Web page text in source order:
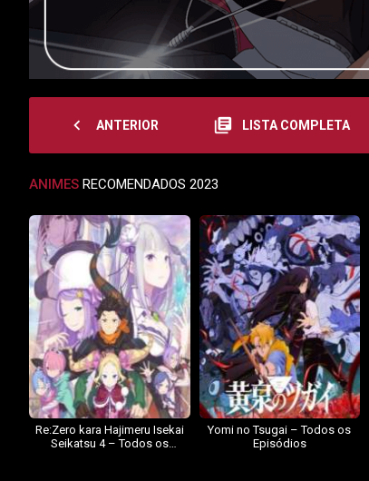
navigate_before ANTERIOR library_books LISTA COMPLETA
ANIMES RECOMENDADOS 2023
Re:Zero kara Hajimeru Isekai
Seikatsu 4 – Todos os
Yomi no Tsugai – Todos os
Episódios